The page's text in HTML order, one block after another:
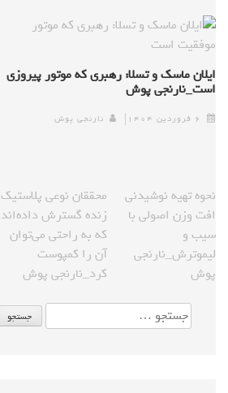
ایلان ماسک و تسلا: رهبری که موتور پیروزی
است_نارنجی پوش
۶ فروردین ۱۴۰۴ نارنجی پوش
محققان نوعی پلاستیک
زنده گسترش داده‌اند
که به راحتی می‌توان
آن را کمپوست
کرد_نارنجی پوش
نحوه تهیه نوشیدنی
افت وزن اصولی با
سیب و
لیموترش_نارنجی
پوش